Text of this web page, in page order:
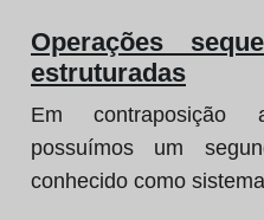
Operações
estruturadas
Em contraposição
possuímos um
conhecido como